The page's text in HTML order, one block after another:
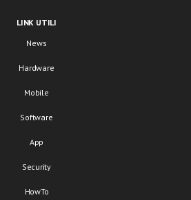
LINK UTILI
News
Hardware
Mobile
Software
App
Security
HowTo